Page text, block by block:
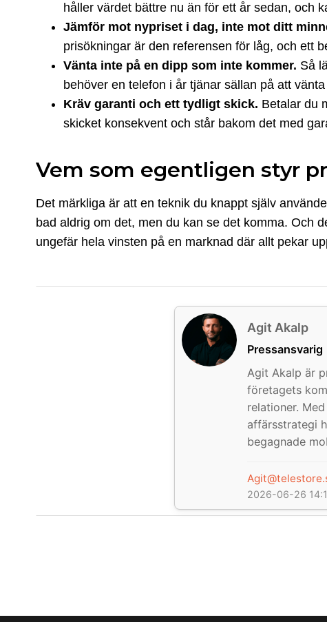
håller värdet bättre nu än för ett år sedan, och
Jämför mot nypriset i dag, inte mot ditt
prisökningar är den referensen för låg, och ett
Vänta inte på en dipp som inte kommer. Så
behöver en telefon i år tjänar sällan på att
Kräv garanti och ett tydligt skick. Betalar du
skicket konsekvent och står bakom det med
Vem som egentligen styr
Det märkliga är att en teknik du knappt själv
bad aldrig om det, men du kan se det komma. Och
ungefär hela vinsten på en marknad där allt pekar
Agit Akalp
Pressansvarig
Agit Akalp är
företagets
relationer.
affärsstrategi
begagnade
2026-06-26